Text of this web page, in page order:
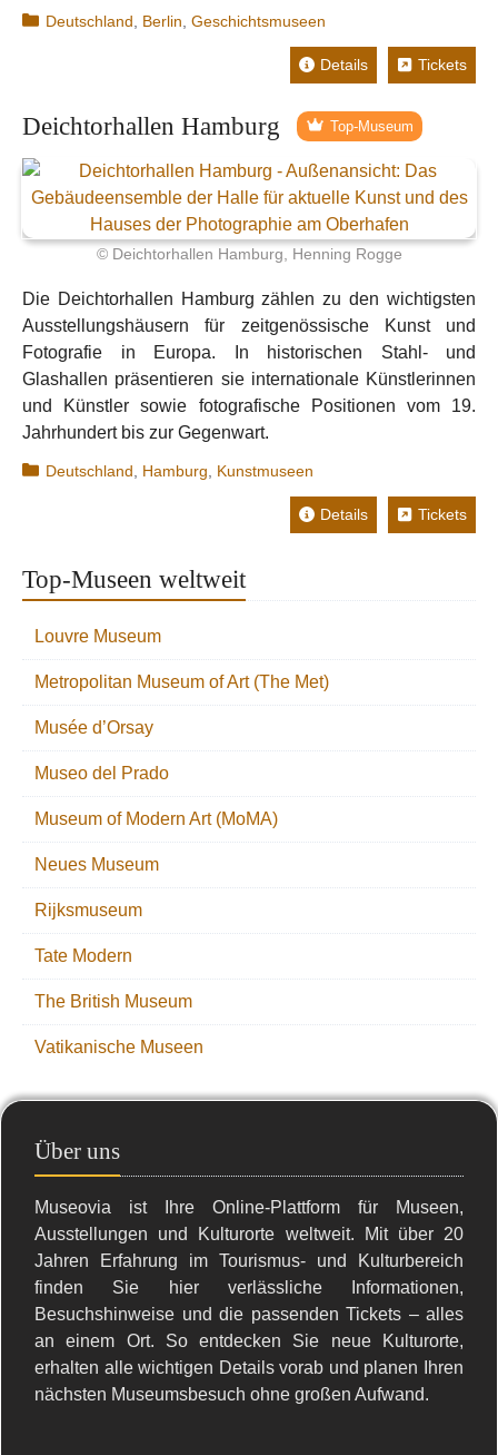
Kategorien
Deutschland Berlin ,Geschichtsmuseen
Details Tickets
Deichtorhallen Hamburg Top-Museum
© Deichtorhallen Hamburg, Henning Rogge
Die Deichtorhallen Hamburg zählen zu den wichtigsten
Ausstellungshäusern für zeitgenössische Kunst und
Fotografie in Europa. In historischen Stahl- und
Glashallen präsentieren sie internationale Künstlerinnen
und Künstler sowie fotografische Positionen vom 19.
Jahrhundert bis zur Gegenwart.
Kategorien
Deutschland Hamburg Kunstmuseen
Details Tickets
Top-Museen weltweit
Louvre Museum
Metropolitan Museum of Art (The Met)
Musée d’Orsay
Museo del Prado
Museum of Modern Art (MoMA)
Neues Museum
Rijksmuseum
Tate Modern
The British Museum
Vatikanische Museen
Über uns
Museovia ist Ihre Online-Plattform für Museen,
Ausstellungen und Kulturorte weltweit. Mit über 20
Jahren Erfahrung im Tourismus- und Kulturbereich
finden Sie hier verlässliche Informationen,
Besuchshinweise und die passenden Tickets – alles
an einem Ort. So entdecken Sie neue Kulturorte,
erhalten alle wichtigen Details vorab und planen Ihren
nächsten Museumsbesuch ohne großen Aufwand.